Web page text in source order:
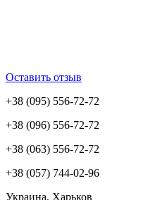
Оставить отзыв
+38 (095) 556-72-72
+38 (096) 556-72-72
+38 (063) 556-72-72
+38 (057) 744-02-96
Украина, Харьков